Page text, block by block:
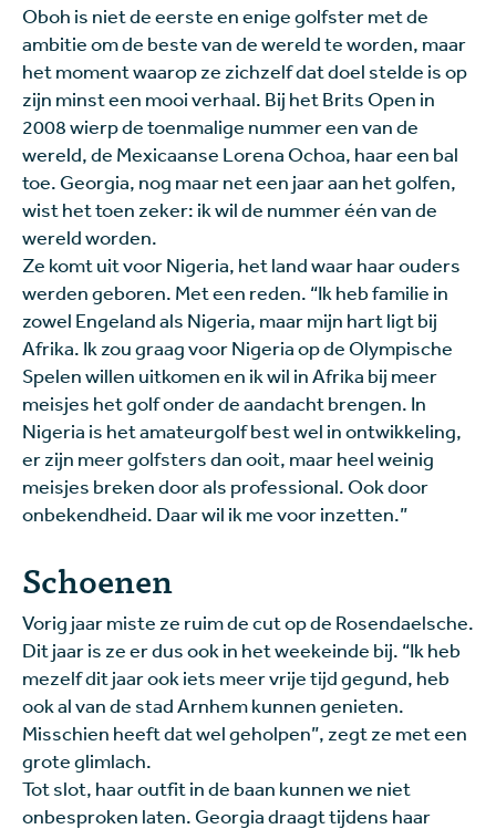
Oboh is niet de eerste en enige golfster met de
ambitie om de beste van de wereld te worden, maar
het moment waarop ze zichzelf dat doel stelde is op
zijn minst een mooi verhaal. Bij het Brits Open in
2008 wierp de toenmalige nummer een van de
wereld, de Mexicaanse Lorena Ochoa, haar een bal
toe. Georgia, nog maar net een jaar aan het golfen,
wist het toen zeker: ik wil de nummer één van de
wereld worden.
Ze komt uit voor Nigeria, het land waar haar ouders
werden geboren. Met een reden. “Ik heb familie in
zowel Engeland als Nigeria, maar mijn hart ligt bij
Afrika. Ik zou graag voor Nigeria op de Olympische
Spelen willen uitkomen en ik wil in Afrika bij meer
meisjes het golf onder de aandacht brengen. In
Nigeria is het amateurgolf best wel in ontwikkeling,
er zijn meer golfsters dan ooit, maar heel weinig
meisjes breken door als professional. Ook door
onbekendheid. Daar wil ik me voor inzetten.”
Schoenen
Vorig jaar miste ze ruim de cut op de Rosendaelsche.
Dit jaar is ze er dus ook in het weekeinde bij. “Ik heb
mezelf dit jaar ook iets meer vrije tijd gegund, heb
ook al van de stad Arnhem kunnen genieten.
Misschien heeft dat wel geholpen”, zegt ze met een
grote glimlach.
Tot slot, haar outfit in de baan kunnen we niet
onbesproken laten. Georgia draagt tijdens haar